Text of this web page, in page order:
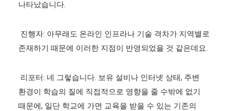
나타났습니다.
진행자: 아무래도 온라인 인프라나 기술 격차가 지역별로
존재하기 때문에 이러한 지점이 반영되었을 것 같은데요.
리포터: 네 그렇습니다. 보유 설비나 인터넷 상태, 주변
환경이 학습의 질에 직접적으로 영향을 줄 수밖에 없기
때문에, 일단 학교에 가면 교육을 받을 수 있는 기존의